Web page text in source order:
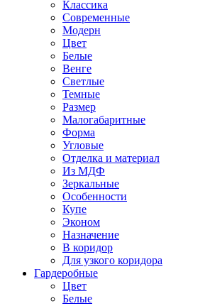
Классика
Современные
Модерн
Цвет
Белые
Венге
Светлые
Темные
Размер
Малогабаритные
Форма
Угловые
Отделка и материал
Из МДФ
Зеркальные
Особенности
Купе
Эконом
Назначение
В коридор
Для узкого коридора
Гардеробные
Цвет
Белые